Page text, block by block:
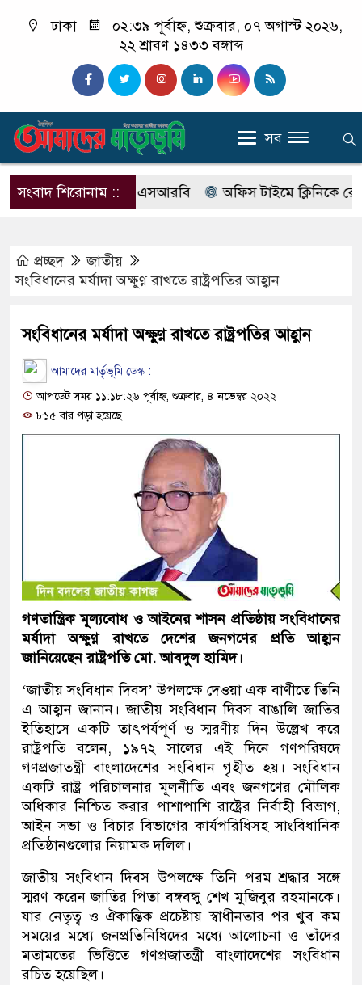
ঢাকা
০২:৩৯ পূর্বাহ্ন, শুক্রবার, ০৭ অগাস্ট ২০২৬,
২২ শ্রাবণ ১৪৩৩ বঙ্গাব্দ
সব
সংবাদ শিরোনাম ::
নাম বদলে আসছে এসআরবি অফিস টাইমে ক্লিনিকে রোগী
প্রচ্ছদ
জাতীয়
সংবিধানের মর্যাদা অক্ষুণ্ণ রাখতে রাষ্ট্রপতির আহ্বান
সংবিধানের মর্যাদা অক্ষুণ্ণ রাখতে রাষ্ট্রপতির আহ্বান
আমাদের মার্তৃভূমি ডেস্ক :
আপডেট সময় ১১:১৮:২৬ পূর্বাহ্ন, শুক্রবার, ৪ নভেম্বর ২০২২
৮১৫ বার পড়া হয়েছে
গণতান্ত্রিক মূল্যবোধ ও আইনের শাসন প্রতিষ্ঠায় সংবিধানের
মর্যাদা অক্ষুণ্ণ রাখতে দেশের জনগণের প্রতি আহ্বান
জানিয়েছেন রাষ্ট্রপতি মো. আবদুল হামিদ।
‘জাতীয় সংবিধান দিবস’ উপলক্ষে দেওয়া এক বাণীতে তিনি
এ আহ্বান জানান। জাতীয় সংবিধান দিবস বাঙালি জাতির
ইতিহাসে একটি তাৎপর্যপূর্ণ ও স্মরণীয় দিন উল্লেখ করে
রাষ্ট্রপতি বলেন, ১৯৭২ সালের এই দিনে গণপরিষদে
গণপ্রজাতন্ত্রী বাংলাদেশের সংবিধান গৃহীত হয়। সংবিধান
একটি রাষ্ট্র পরিচালনার মূলনীতি এবং জনগণের মৌলিক
অধিকার নিশ্চিত করার পাশাপাশি রাষ্ট্রের নির্বাহী বিভাগ,
আইন সভা ও বিচার বিভাগের কার্যপরিধিসহ সাংবিধানিক
প্রতিষ্ঠানগুলোর নিয়ামক দলিল।
জাতীয় সংবিধান দিবস উপলক্ষে তিনি পরম শ্রদ্ধার সঙ্গে
স্মরণ করেন জাতির পিতা বঙ্গবন্ধু শেখ মুজিবুর রহমানকে।
যার নেতৃত্ব ও ঐকান্তিক প্রচেষ্টায় স্বাধীনতার পর খুব কম
সময়ের মধ্যে জনপ্রতিনিধিদের মধ্যে আলোচনা ও তাঁদের
মতামতের ভিত্তিতে গণপ্রজাতন্ত্রী বাংলাদেশের সংবিধান
রচিত হয়েছিল।